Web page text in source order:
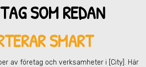
SOM REDAN
SMART
av företag och verksamheter i [City] . Här